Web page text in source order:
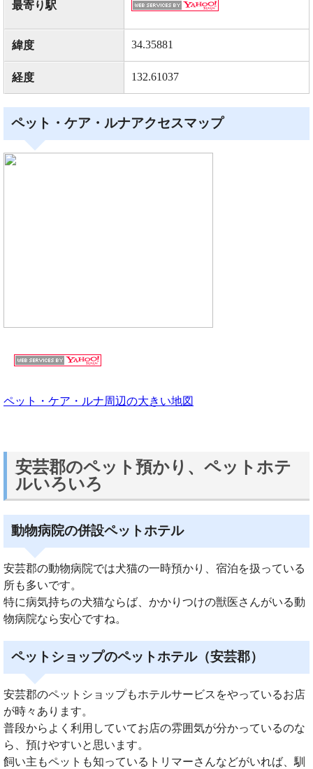
最寄り駅
緯度 34.35881
経度 132.61037
ペット・ケア・ルナアクセスマップ
ペット・ケア・ルナ周辺の大きい地図
安芸郡のペット預かり、ペットホテ
ルいろいろ
動物病院の併設ペットホテル
安芸郡の動物病院では犬猫の一時預かり、宿泊を扱っている
所も多いです。
特に病気持ちの犬猫ならば、かかりつけの獣医さんがいる動
物病院なら安心ですね。
ペットショップのペットホテル（安芸郡）
安芸郡のペットショップもホテルサービスをやっているお店
が時々あります。
普段からよく利用していてお店の雰囲気が分かっているのな
ら、預けやすいと思います。
飼い主もペットも知っているトリマーさんなどがいれば、馴